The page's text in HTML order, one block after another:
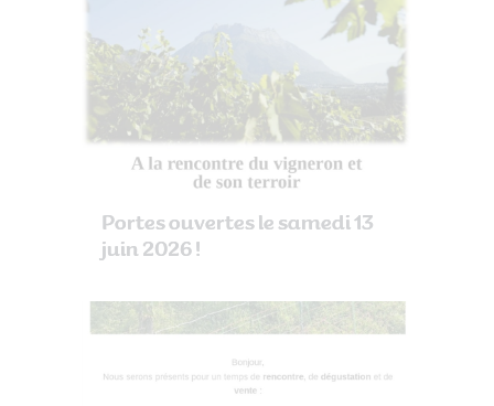
Portes ouvertes le samedi 13
juin 2026 !